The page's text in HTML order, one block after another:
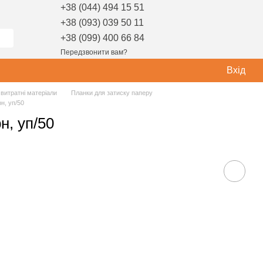
+38 (044) 494 15 51
+38 (093) 039 50 11
+38 (099) 400 66 84
Передзвонити вам?
Вхід
матеріали
Планки для затиску паперу
уп/50
уп/50